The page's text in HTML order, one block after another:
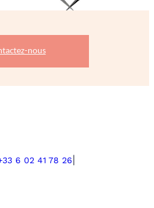
nous
6 02 41 78 26